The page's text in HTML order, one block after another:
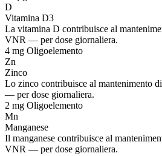
D
Vitamina D3
La vitamina D contribuisce al
VNR — per dose giornaliera.
4 mg Oligoelemento
Zn
Zinco
Lo zinco contribuisce al mantenimento
— per dose giornaliera.
2 mg Oligoelemento
Mn
Manganese
Il manganese contribuisce al
VNR — per dose giornaliera.